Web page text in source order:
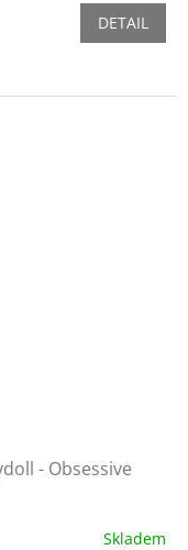
DETAIL
- Obsessive
Skladem